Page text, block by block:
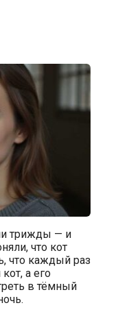
трижды — и
что кот
что каждый раз
а его
в тёмный